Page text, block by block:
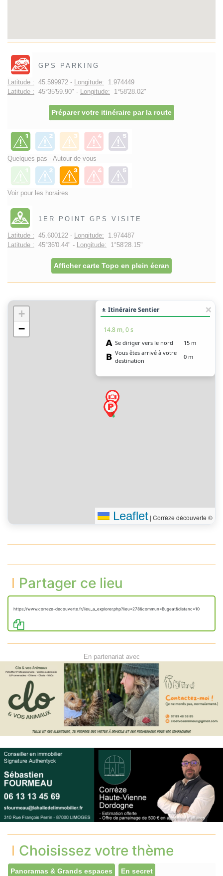
GPS PARKING
Latitude : 45.599972 - Longitude: 1.974449
Latitude : 45°35'59.90" - Longitude: 1°58'28.02"
Préparer votre itinéraire par la route
Quelques pas - Autour de vous
Voir pour les horaires
1ER POINT GPS VISITE
Latitude : 45.600122 - Longitude: 1.974487
Latitude : 45°36'0.44" - Longitude: 1°58'28.15"
Afficher carte Topo en plein écran
+
−
🚶 Itinéraire Sentier
14.8 m, 0 s
Se diriger vers le nord
15 m
Vous êtes arrivé à votre
destination
0 m
Leaflet | Corrèze découverte ©
Partager ce lieu
https://www.correze-decouverte.fr/lieu_a_explorer.php?lieu=278&commun=Bugeat&distanc=10
En partenariat avec
Choisissez votre thème
Panoramas & Grands espaces En secret